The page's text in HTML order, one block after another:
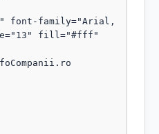
fill="#fff"